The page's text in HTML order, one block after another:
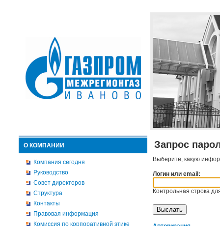
О КОМПАНИИ
Компания сегодня
Руководство
Совет директоров
Структура
Контакты
Правовая информация
Комиссия по корпоративной этике
Запрос
Выберите, какую
Логин или email:
Контрольная строка